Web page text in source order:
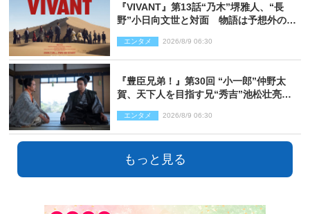
『VIVANT』第13話“乃木”堺雅人、“長
野”小日向文世と対面 物語は予想外の展
エンタメ 2026/8/9 06:30
『豊臣兄弟！』第30回 “小一郎”仲野太
賀、天下人を目指す兄“秀吉”池松壮亮
エンタメ 2026/8/9 06:30
もっと見る